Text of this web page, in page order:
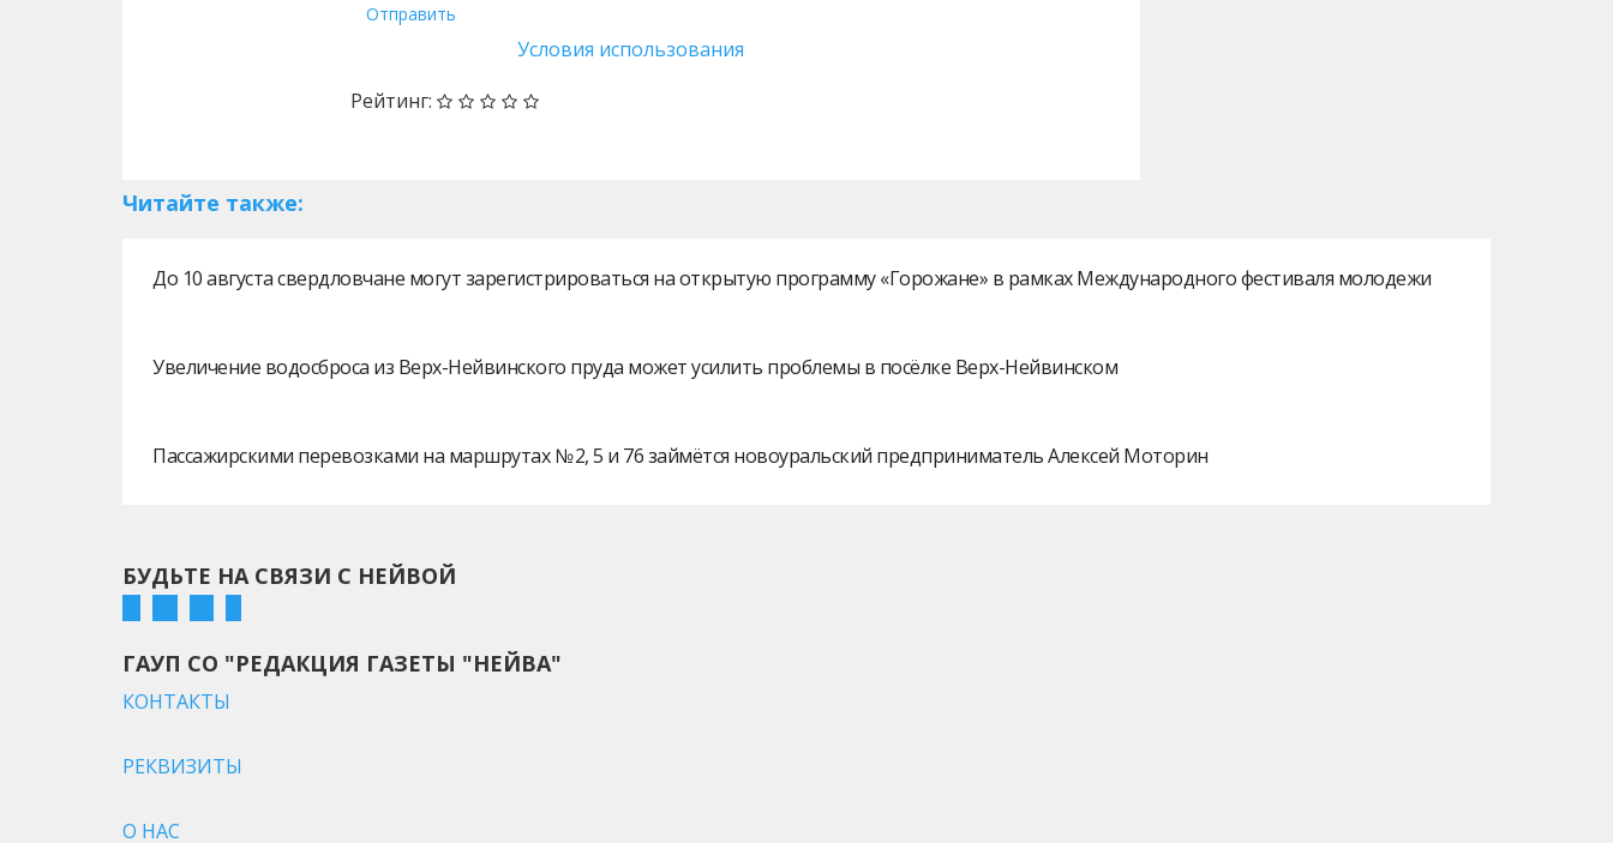
Отправить
Условия использования
Рейтинг:
Читайте также:
До 10 августа свердловчане могут зарегистрироваться на открытую программу «Горожане» в рамках Международного фестиваля молодежи
Увеличение водосброса из Верх-Нейвинского пруда может усилить проблемы в посёлке Верх-Нейвинском
Пассажирскими перевозками на маршрутах № 2, 5 и 76 займётся новоуральский предприниматель Алексей Моторин
БУДЬТЕ НА СВЯЗИ С НЕЙВОЙ
ГАУП СО "РЕДАКЦИЯ ГАЗЕТЫ "НЕЙВА"
КОНТАКТЫ
РЕКВИЗИТЫ
О НАС